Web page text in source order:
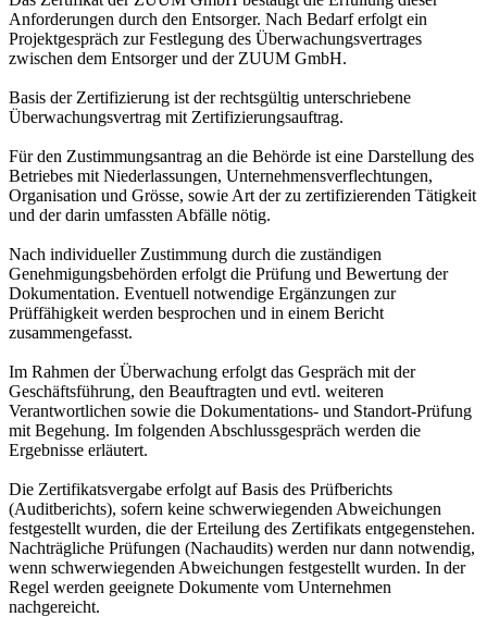
Anforderungen durch den Entsorger. Nach Bedarf erfolgt ein
Projektgespräch zur Festlegung des Überwachungsvertrages
zwischen dem Entsorger und der ZUUM GmbH.
Basis der Zertifizierung ist der rechtsgültig unterschriebene
Überwachungsvertrag mit Zertifizierungsauftrag.
Für den Zustimmungsantrag an die Behörde ist eine Darstellung des
Betriebes mit Niederlassungen, Unternehmensverflechtungen,
Organisation und Grösse, sowie Art der zu zertifizierenden Tätigkeit
und der darin umfassten Abfälle nötig.
Nach individueller Zustimmung durch die zuständigen
Genehmigungsbehörden erfolgt die Prüfung und Bewertung der
Dokumentation. Eventuell notwendige Ergänzungen zur
Prüffähigkeit werden besprochen und in einem Bericht
zusammengefasst.
Im Rahmen der Überwachung erfolgt das Gespräch mit der
Geschäftsführung, den Beauftragten und evtl. weiteren
Verantwortlichen sowie die Dokumentations- und Standort-Prüfung
mit Begehung. Im folgenden Abschlussgespräch werden die
Ergebnisse erläutert.
Die Zertifikatsvergabe erfolgt auf Basis des Prüfberichts
(Auditberichts), sofern keine schwerwiegenden Abweichungen
festgestellt wurden, die der Erteilung des Zertifikats entgegenstehen.
Nachträgliche Prüfungen (Nachaudits) werden nur dann notwendig,
wenn schwerwiegenden Abweichungen festgestellt wurden. In der
Regel werden geeignete Dokumente vom Unternehmen
nachgereicht.